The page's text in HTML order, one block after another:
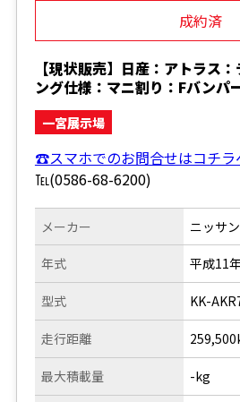
成約済
【現状販売】日産：アトラス
ング仕様：マニ割り：Fバンパ
一宮展示場
☎スマホでのお問合せはコチラ
℡(0586-68-6200)
メーカー
年式
型式
走行距離
ニッサン
平成11
KK-
最大積載量 -kg